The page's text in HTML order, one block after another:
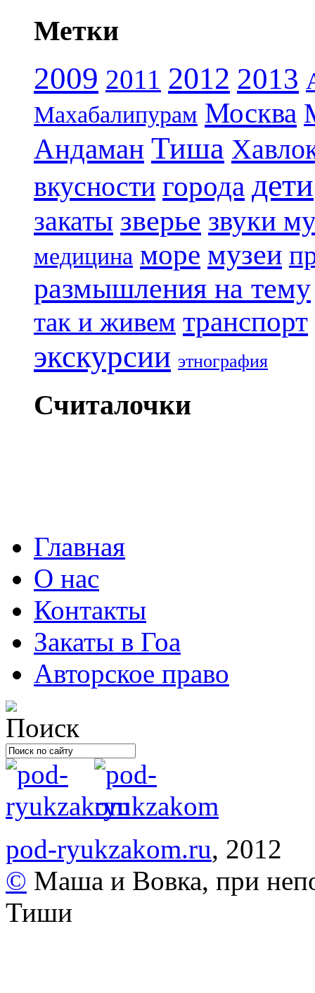
Метки
2009 2011 2012 2013
Махабалипурам Москва
Андаман Тиша
вкусности города дети
закаты зверье звуки
медицина море музеи
размышления на тему
так и живем транспорт
экскурсии этнография
Считалочки
Главная
О нас
Контакты
Закаты в Гоа
Авторское право
pod-ryukzakom.ru, 2012
© Маша и Вовка, при
Тиши